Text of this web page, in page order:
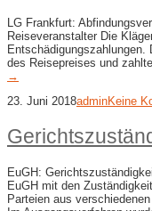
LG Frankfurt:
Reiseveranstalter Die
des Reisepreises und
→
23. Juni 2018adminKeine
EuGH:
EuGH mit den
Parteien aus